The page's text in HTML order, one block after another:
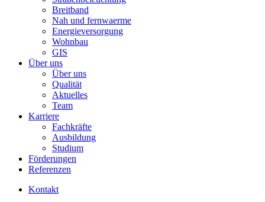
Breitband
Nah und fernwaerme
Energieversorgung
Wohnbau
GIS
Über uns
Über uns
Qualität
Aktuelles
Team
Karriere
Fachkräfte
Ausbildung
Studium
Förderungen
Referenzen
Kontakt